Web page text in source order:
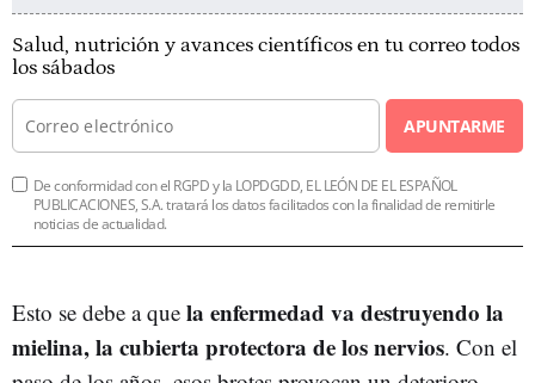
Salud, nutrición y avances científicos en tu correo todos
los sábados
APUNTARME
De conformidad con el RGPD y la LOPDGDD, EL LEÓN DE EL ESPAÑOL
PUBLICACIONES, S.A. tratará los datos facilitados con la finalidad de remitirle
noticias de actualidad.
Esto se debe a que la enfermedad va destruyendo la
mielina, la cubierta protectora de los nervios. Con el